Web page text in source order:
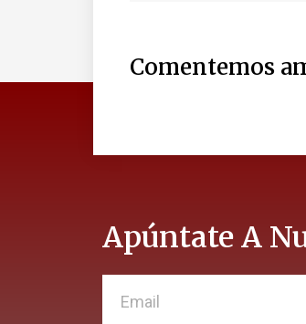
Comentemos
Apúntate A